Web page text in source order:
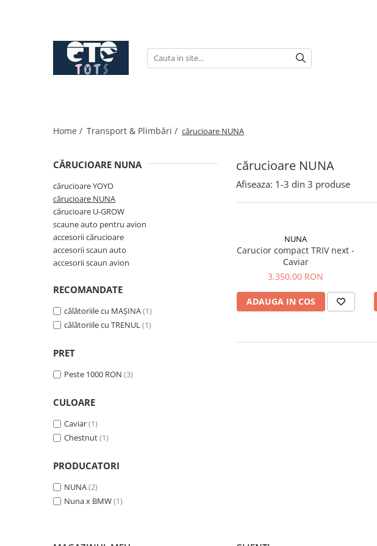
CĂRUCIOARE & SCAUNE AUTO
cărucioare YOYO
accesorii scaun auto
Home / Transport & Plimbări / cărucioare NUNA
cărucioare NUNA
CĂRUCIOARE NUNA
cărucioare YOYO
cărucioare NUNA
cărucioare U-GROW
scaune auto pentru avion
accesorii cărucioare
accesorii scaun auto
accesorii scaun avion
RECOMANDATE
călătoriile cu MAȘINA(1)
călătoriile cu TRENUL(1)
PRET
Peste 1000 RON (3)
CULOARE
Caviar(1)
Chestnut(1)
PRODUCATORI
NUNA(2)
Nuna x BMW(1)
Afiseaza: 1-3 din 3 produse
NUNA
Carucior compact TRIV next -
Caviar
3.350,00 RON
ADAUGA IN COS